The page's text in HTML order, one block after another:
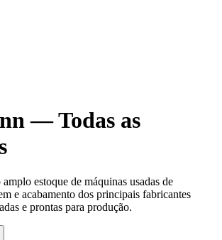
— Todas as
estoque de máquinas usadas de
e acabamento dos principais fabricantes
e prontas para produção.